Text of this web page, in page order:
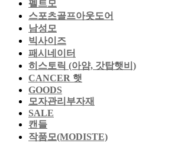
펠트모
스포츠골프아웃도어
남성모
빅사이즈
패시네이터
히스토릭 (아얌, 갓탑햇비)
CANCER 햇
GOODS
모자관리부자재
SALE
캔들
작품모(MODISTE)